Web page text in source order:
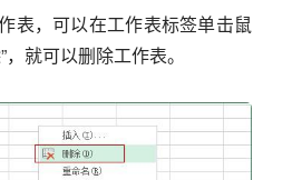
表，可以在工作表标签单击鼠
就可以删除工作表。